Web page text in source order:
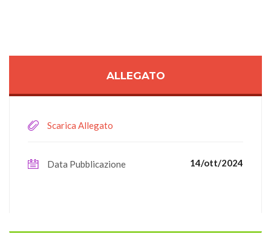
ALLEGATO
Scarica Allegato
Data Pubblicazione 14/ott/2024